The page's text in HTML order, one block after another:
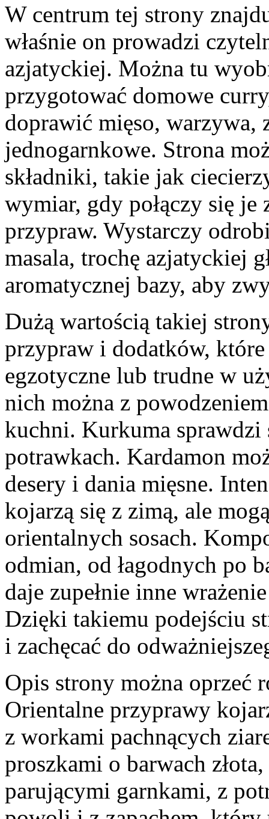
W centrum tej strony
właśnie on prowadzi
azjatyckiej. Można tu
przygotować domowe
doprawić mięso, warzywa,
jednogarnkowe. Strona
składniki, takie jak
wymiar, gdy połączy się je
przypraw. Wystarczy
masala, trochę azjatyckiej
aromatycznej bazy, aby
Dużą wartością takiej
przypraw i dodatków,
egzotyczne lub trudne w
nich można z
kuchni. Kurkuma sprawdzi
potrawkach. Kardamon
desery i dania mięsne.
kojarzą się z zimą, ale
orientalnych sosach.
odmian, od łagodnych po
daje zupełnie inne
Dzięki takiemu podejściu
i zachęcać do
Opis strony można oprzeć
Orientalne przyprawy
z workami pachnących
proszkami o barwach
parującymi garnkami, z